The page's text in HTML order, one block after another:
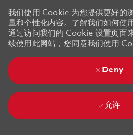
我们使用 Cookie 为您提供更好的
量和个性化内容。了解我们如何使
通过访问我们的 Cookie 设置页面
续使用此网站，您同意我们使用
Deny
允许